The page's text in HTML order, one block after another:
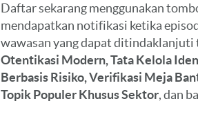
Daftar sekarang menggunakan
mendapatkan notifikasi ketika
wawasan yang dapat
Otentikasi Modern, Tata Kelola
Berbasis Risiko, Verifikasi Meja
Topik Populer Khusus Sektor, dan